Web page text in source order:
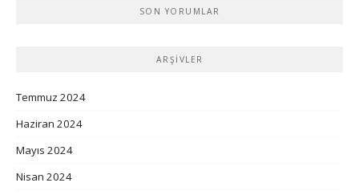
SON YORUMLAR
ARŞIVLER
Temmuz 2024
Haziran 2024
Mayıs 2024
Nisan 2024